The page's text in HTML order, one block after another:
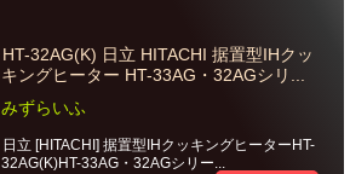
HT-32AG(K) 日立 HITACHI 据置型IHクッ
キングヒーター HT-33AG・32AGシリ...
みずらいふ
日立 [HITACHI] 据置型IHクッキングヒーターHT-
32AG(K)HT-33AG・32AGシリー...